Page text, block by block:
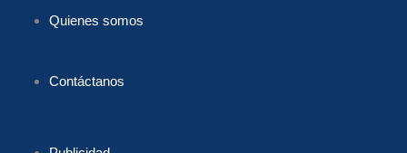
Quienes somos
Contáctanos